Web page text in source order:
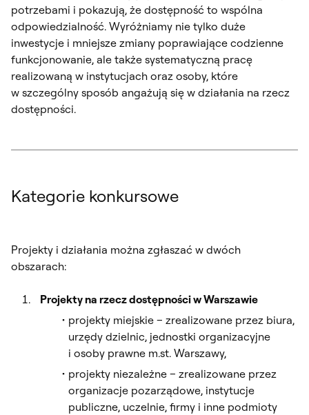
potrzebami i pokazują, że dostępność to wspólna
odpowiedzialność. Wyróżniamy nie tylko duże
inwestycje i mniejsze zmiany poprawiające codzienne
funkcjonowanie, ale także systematyczną pracę
realizowaną w instytucjach oraz osoby, które
w szczególny sposób angażują się w działania na rzecz
dostępności.
Kategorie konkursowe
Projekty i działania można zgłaszać w dwóch
obszarach:
Projekty na rzecz dostępności w Warszawie
projekty miejskie – zrealizowane przez biura,
urzędy dzielnic, jednostki organizacyjne
i osoby prawne m.st. Warszawy,
projekty niezależne – zrealizowane przez
organizacje pozarządowe, instytucje
publiczne, uczelnie, firmy i inne podmioty